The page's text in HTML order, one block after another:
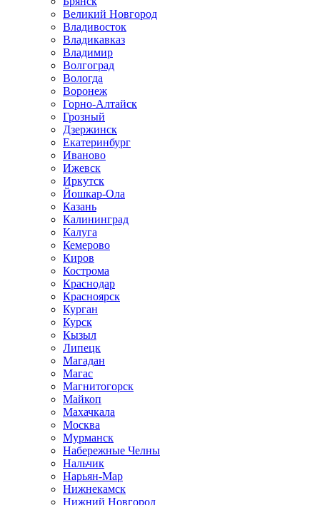
Великий Новгород
Владивосток
Владикавказ
Владимир
Волгоград
Вологда
Воронеж
Горно-Алтайск
Грозный
Дзержинск
Екатеринбург
Иваново
Ижевск
Иркутск
Йошкар-Ола
Казань
Калининград
Калуга
Кемерово
Киров
Кострома
Краснодар
Красноярск
Курган
Курск
Кызыл
Липецк
Магадан
Магас
Магнитогорск
Майкоп
Махачкала
Москва
Мурманск
Набережные Челны
Нальчик
Нарьян-Мар
Нижнекамск
Нижний Новгород